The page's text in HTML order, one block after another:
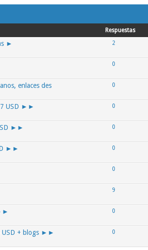
Respuestas
► 2
0
enlaces des 0
7 USD ►► 0
►► 0
►► 0
0
9
0
USD + blogs ►► 0